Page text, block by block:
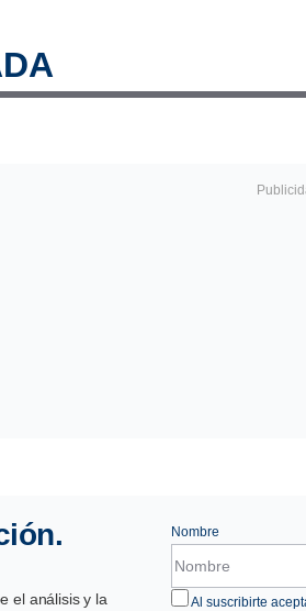
el análisis y la
Nombre
Al suscribirte